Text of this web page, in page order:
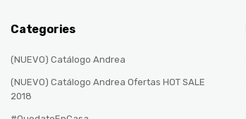
Categories
(NUEVO) Catálogo Andrea
(NUEVO) Catálogo Andrea Ofertas HOT SALE
2018